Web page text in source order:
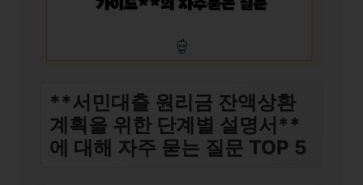
**서민대출 원리금 잔액상환
계획을 위한 단계별 설명서**
에 대해 자주 묻는 질문 TOP 5